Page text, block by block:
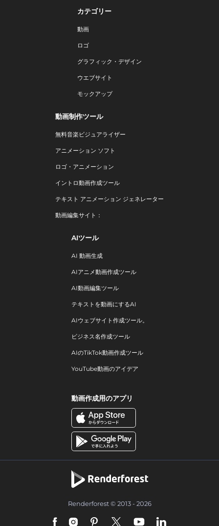
カテゴリー
動画
ロゴ
グラフィック・デザイン
ウエブサイト
モックアップ
動画制作ツール
無料音楽ビジュアライザー
アニメーション ソフト
ロゴ・アニメーション
イントロ動画作成ツール
テキスト アニメーション ジェネレーター
動画編集サイト：
AIツール
AI 動画生成
AIアニメ動画作成ツール
AI動画編集ツール
テキストを動画にするAI
AIウェブサイト作成ツール。
ビジネス名作成ツール
AIのTikTok動画作成ツール
YouTube動画のアイデア
動画作成用のアプリ
Renderforest © 2013 - 2026